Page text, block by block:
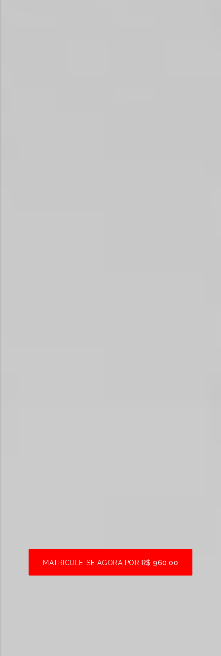
MATRICULE-SE AGORA POR R$ 960,00